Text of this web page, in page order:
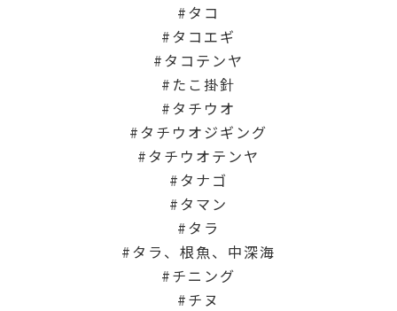
タコ
タコエギ
タコテンヤ
たこ掛針
タチウオ
タチウオジギング
タチウオテンヤ
タナゴ
タマン
タラ
タラ、根魚、中深海
チニング
チヌ